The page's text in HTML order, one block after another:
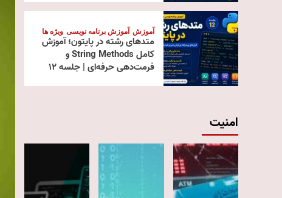
آموزش آموزش برنامه نویسی ویژه ها
متدهای رشته در پایتون؛ آموزش
کامل String Methods و
فرمت‌دهی حرفه‌ای | جلسه ۱۲
امنیت